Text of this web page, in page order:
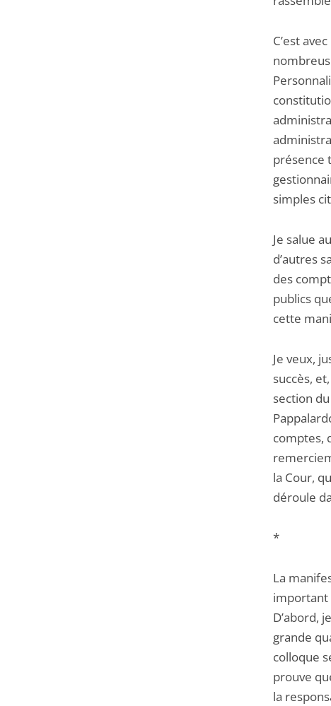
C’est
présence
simples
Je salue
d’autres
des
publics
cette
Je veux,
succès,
section
comptes,
la Cour,
déroule
*
La
important
D’abord,
grande
colloque
prouve
la